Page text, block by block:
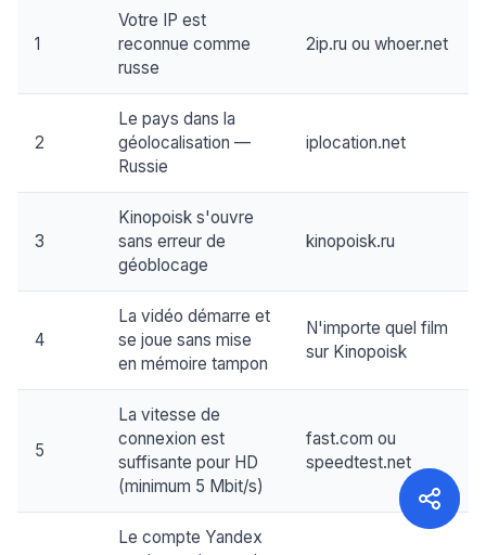
1
Votre IP est
reconnue comme
russe
2ip.ru ou whoer.net
2
Le pays dans la
géolocalisation —
Russie
iplocation.net
3
Kinopoisk s'ouvre
sans erreur de
géoblocage
kinopoisk.ru
4
La vidéo démarre et
se joue sans mise
en mémoire tampon
N'importe quel film
sur Kinopoisk
5
La vitesse de
connexion est
suffisante pour HD
(minimum 5 Mbit/s)
fast.com ou
speedtest.net
Le compte Yandex